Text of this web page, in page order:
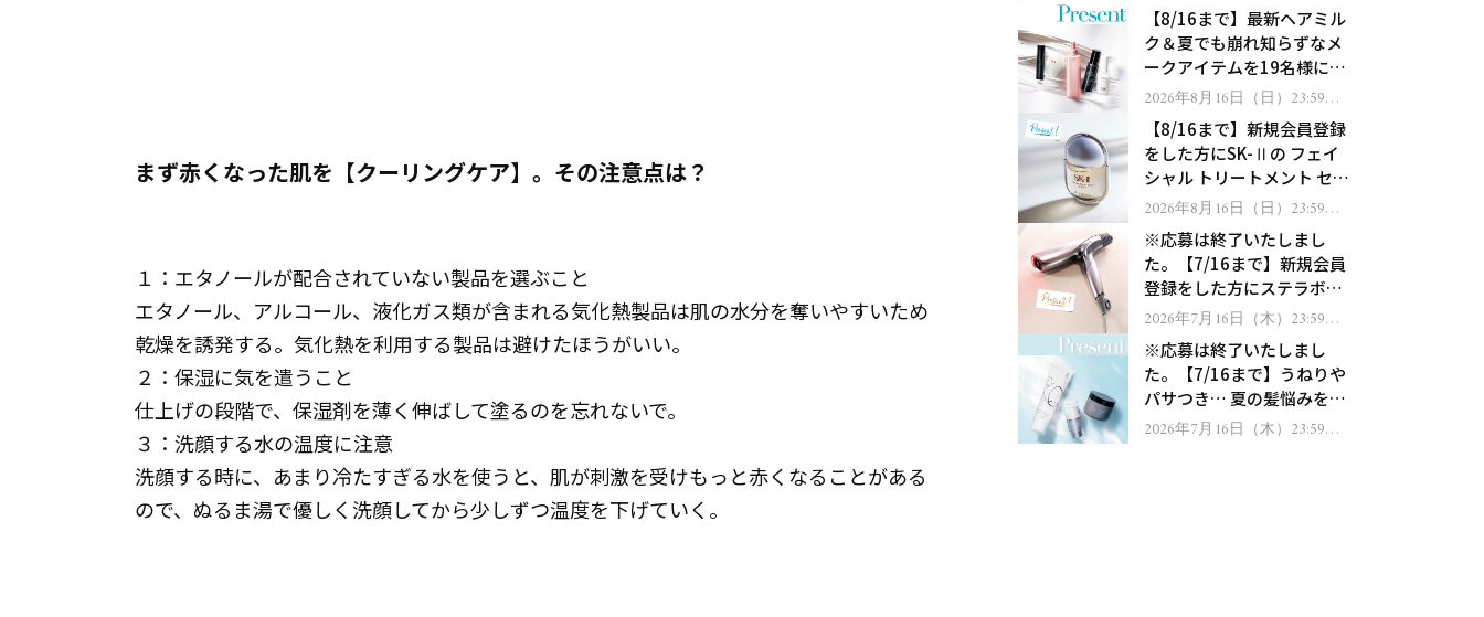
まず赤くなった肌を【クーリングケア】。その注意点は？
１：エタノールが配合されていない製品を選ぶこと
エタノール、アルコール、液化ガス類が含まれる気化熱製品は肌の水分を奪いやすいため
乾燥を誘発する。気化熱を利用する製品は避けたほうがいい。
２：保湿に気を遣うこと
仕上げの段階で、保湿剤を薄く伸ばして塗るのを忘れないで。
３：洗顔する水の温度に注意
洗顔する時に、あまり冷たすぎる水を使うと、肌が刺激を受けもっと赤くなることがある
ので、ぬるま湯で優しく洗顔してから少しずつ温度を下げていく。
処！
【8/16まで】最新ヘアミル
ク＆夏でも崩れ知らずなメ
ークアイテムを19名様にプ
レゼント！
2026年8月16日（日）23:59ま
で【8/16まで】新規会員登録
をした方にSK-Ⅱの フェイ
シャル トリートメント セラ
ムをプレゼント！
2026年8月16日（日）23:59ま
※応募は終了いたしまし
た。【7/16まで】新規会員
登録をした方にステラボー
テのシャインリバース ヘア
ゼント！
2026年7月16日（木）23:59ま
※応募は終了いたしまし
た。【7/16まで】うねりや
パサつき… 夏の髪悩みを解
消するヘアケアアイテムを
2026年7月16日（木）23:59ま